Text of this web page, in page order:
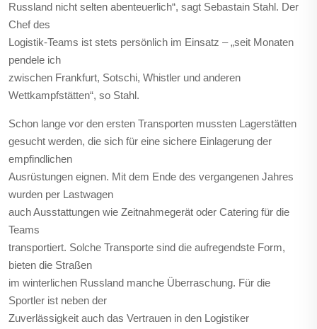
Russland nicht selten abenteuerlich“, sagt Sebastain Stahl. Der
Chef des
Logistik-Teams ist stets persönlich im Einsatz – „seit Monaten
pendele ich
zwischen Frankfurt, Sotschi, Whistler und anderen
Wettkampfstätten“, so Stahl.
Schon lange vor den ersten Transporten mussten Lagerstätten
gesucht werden, die sich für eine sichere Einlagerung der
empfindlichen
Ausrüstungen eignen. Mit dem Ende des vergangenen Jahres
wurden per Lastwagen
auch Ausstattungen wie Zeitnahmegerät oder Catering für die
Teams
transportiert. Solche Transporte sind die aufregendste Form,
bieten die Straßen
im winterlichen Russland manche Überraschung. Für die
Sportler ist neben der
Zuverlässigkeit auch das Vertrauen in den Logistiker